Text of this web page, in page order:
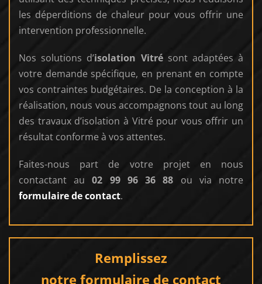
les déperditions de chaleur pour vous offrir une
intervention professionnelle.
Nos solutions d’isolation Vitrésont adaptées à
votre demande spécifique, en prenant en compte
vos contraintes budgétaires. De la conception à la
réalisation, nous vous accompagnons tout au long
des travaux d’isolation à Vitré pour vous offrir un
résultat conforme à vos attentes.
Faites-nous part de votre projet en nous
contactant au02 99 96 36 88 ou via notre
formulaire de contact.
Remplissez
notre formulaire de contact